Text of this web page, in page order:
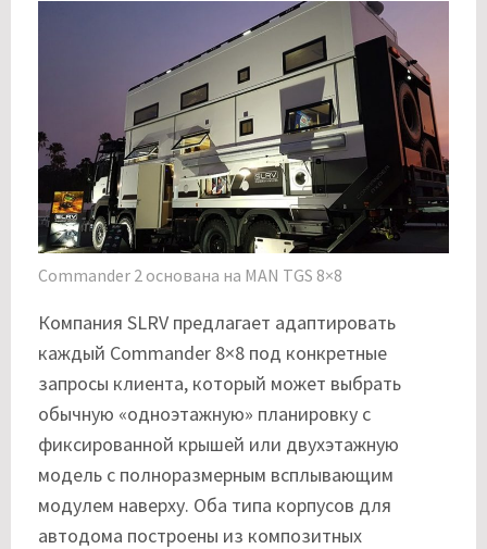
Commander 2 основана на MAN TGS 8×8
Компания SLRV предлагает адаптировать
каждый Commander 8×8 под конкретные
запросы клиента, который может выбрать
обычную «одноэтажную» планировку с
фиксированной крышей или двухэтажную
модель с полноразмерным всплывающим
модулем наверху. Оба типа корпусов для
автодома построены из композитных